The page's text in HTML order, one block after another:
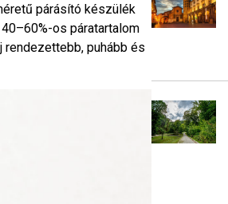
párásító készülék
os páratartalom
rendezettebb, puhább és